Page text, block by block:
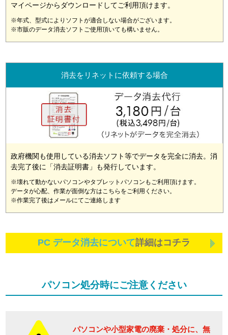
マイページからダウンロードしてご利用頂けます。
※年式、型式によりソフトが適合しない場合がございます。
※市販のデータ消去ソフトご使用頂いても構いません。
消去をリネットに依頼する場合
政府機関も使用している消去ソフト等でデータを完全に消去。消
去完了後に「消去証明書」も発行しています。
※壊れて動かないパソコンやタブレットパソコンもご利用頂けます。
データが心配、作業が面倒な方はこちらをご利用ください。
※作業完了後はメールにてご連絡します
PC データ消去について詳細はコチラ
パソコン処分時にご注意ください
パソコンや小型家電の廃棄・処分に、 無